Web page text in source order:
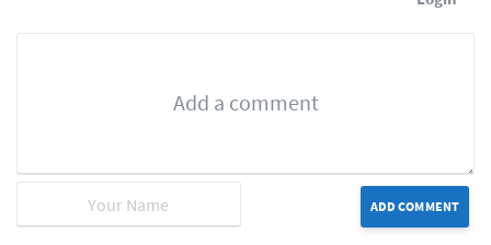
ADD COMMENT